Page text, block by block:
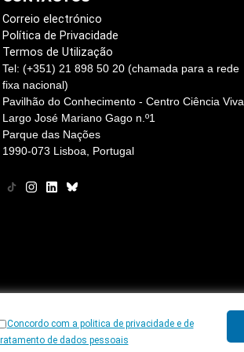
Correio electrónico
Política de Privacidade
Termos de Utilização
Tel: (+351) 21 898 50 20 (chamada para a rede
fixa nacional)
Pavilhão do Conhecimento - Centro Ciência Viva
Largo José Mariano Gago n.º1
Parque das Nações
1990-073 Lisboa, Portugal
Viva
Concordo com a politica de privacidade e de
de dados pessoais